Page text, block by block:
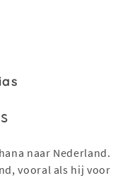
naar Nederland.
vooral als hij voor